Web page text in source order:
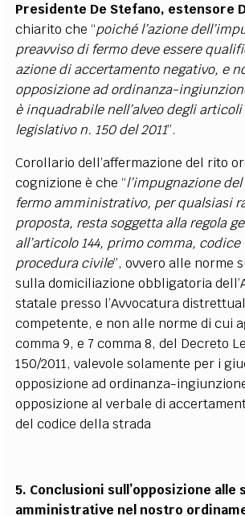
Presidente De Stefano, estensore
chiarito che “poiché l’azione
preavviso di fermo deve essere
azione di accertamento negativo, e
opposizione ad ordinanza-
è inquadrabile nell’alveo degli
legislativo n. 150 del 2011”.
Corollario dell’affermazione del rito
cognizione è che “l’impugnazione
fermo amministrativo, per qualsiasi
proposta, resta soggetta alla regola
all’articolo 144, primo comma, codice
procedura civile”, ovvero alle norme
sulla domiciliazione obbligatoria
statale presso l’Avvocatura
competente, e non alle norme di cui
comma 9, e 7 comma 8, del Decreto
150/2011, valevole solamente per i
opposizione ad ordinanza-
opposizione al verbale di
del codice della strada
5. Conclusioni sull’opposizione alle
amministrative nel nostro